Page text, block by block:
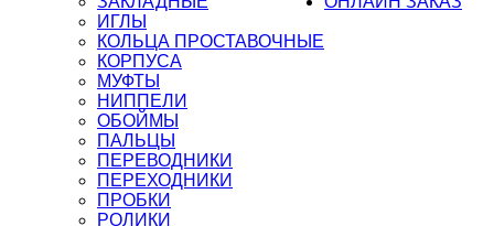
ИГЛЫ
КОЛЬЦА ПРОСТАВОЧНЫЕ
КОРПУСА
МУФТЫ
НИППЕЛИ
ОБОЙМЫ
ПАЛЬЦЫ
ПЕРЕВОДНИКИ
ПЕРЕХОДНИКИ
ПРОБКИ
РОЛИКИ